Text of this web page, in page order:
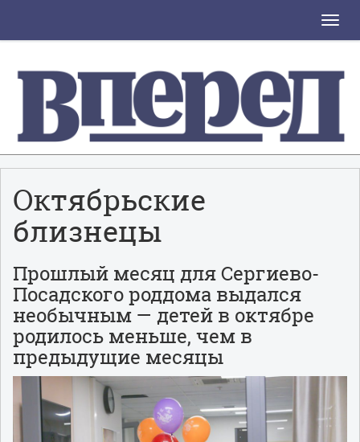
Toggle
Октябрьские
близнецы
Прошлый месяц для Сергиево-
Посадского роддома выдался
необычным — детей в октябре
родилось меньше, чем в
предыдущие месяцы